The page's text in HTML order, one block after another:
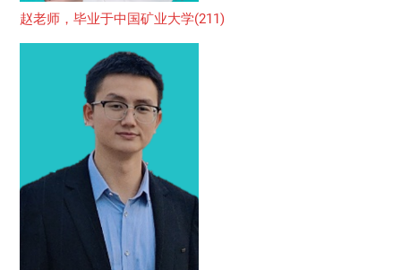
赵老师，毕业于中国矿业大学(211)